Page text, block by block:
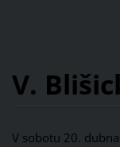
V.
V sobotu 20.